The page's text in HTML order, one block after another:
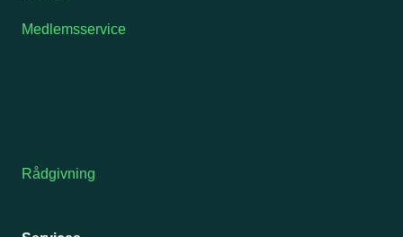
Medlemsservice
Rådgivning